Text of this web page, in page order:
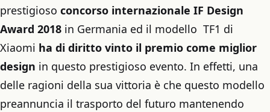
prestigioso concorso internazionale IF Design
Award 2018 in Germania ed il modello TF1 di
Xiaomi ha di diritto vinto il premio come miglior
design in questo prestigioso evento. In effetti, una
delle ragioni della sua vittoria è che questo modello
preannuncia il trasporto del futuro mantenendo